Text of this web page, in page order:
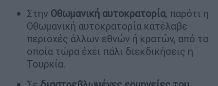
Στην Οθωμανική αυτοκρατορία, παρότι η
Οθωμανική αυτοκρατορία κατέλαβε
περιοχές άλλων εθνών ή κρατών, από τα
οποία τώρα έχει πάλι διεκδικήσεις η
Τουρκία.